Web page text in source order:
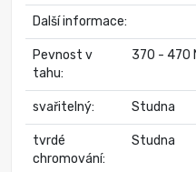
Další informace:
Pevnost v
tahu:
370 - 470
svařitelný: Studna
tvrdé
chromování:
Studna